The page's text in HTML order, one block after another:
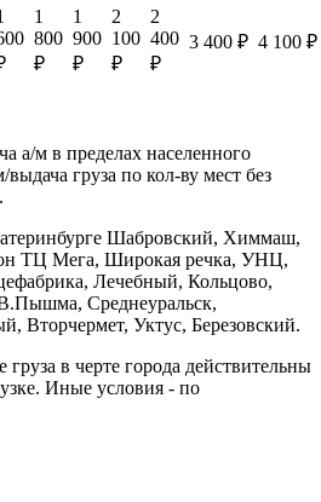
1
800
₽
1
900
₽
2
100
₽
2
400
₽
3 400 ₽ 4 100 ₽
а/м в пределах населенного
груза по кол-ву мест без
Шабровский, Химмаш,
ТЦ Мега, Широкая речка, УНЦ,
Лечебный, Кольцово,
Среднеуральск,
Вторчермет, Уктус, Березовский.
в черте города действительны
Иные условия - по